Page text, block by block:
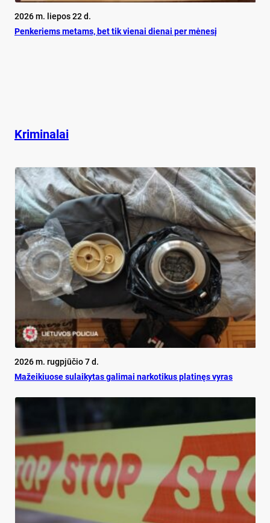
2026 m. liepos 22 d.
Pen­ke­riems me­tams, bet tik vie­nai die­nai per mė­ne­sį
Kriminalai
2026 m. rugpjūčio 7 d.
Mažeikiuose sulaikytas galimai narkotikus platinęs vyras